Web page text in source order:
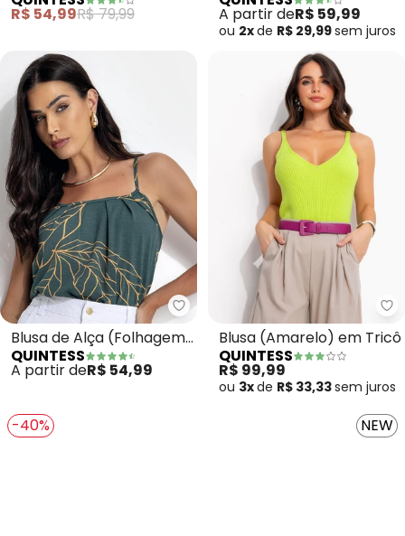
R$ 54,99R$ 79,99 A partir deR$ 59,99
ou 2xde R$ 29,99sem juros
Quintess - Blusa de Alça
Blusa de Alça (Folhagem
Verde)
QUINTESS
A partir deR$ 54,99
Blusa (Amarelo) em Tricô
QUINTESS
R$ 99,99
ou 3xde R$ 33,33sem juros
-40% NEW